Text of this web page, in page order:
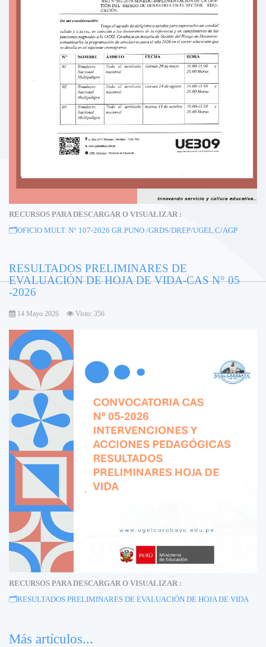
RECURSOS PARA DESCARGAR O VISUALIZAR :
🗂️OFICIO MULT. N° 107-2026 GR.PUNO /GRDS/DREP/UGEL.C/AGP
RESULTADOS PRELIMINARES DE
EVALUACIÓN DE HOJA DE VIDA-CAS N° 05
-2026
14 Mayo 2026 Visto: 356
RECURSOS PARA DESCARGAR O VISUALIZAR :
🗂️RESULTADOS PRELIMINARES DE EVALUACIÓN DE HOJA DE VIDA
Más artículos...